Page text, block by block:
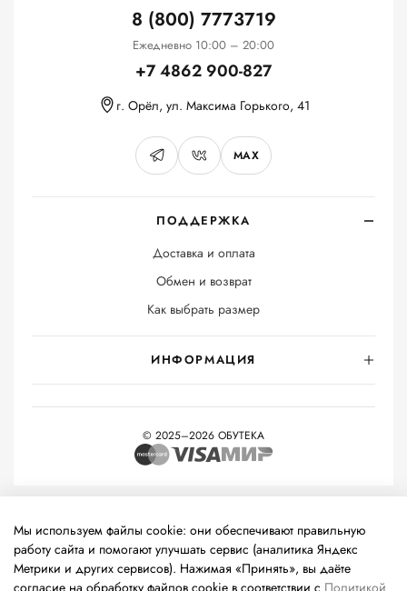
ПОДДЕРЖКА
Доставка и оплата
Обмен и возврат
Как выбрать размер
ИНФОРМАЦИЯ
8 (800) 7773719
Ежедневно 10:00 – 20:00
+7 4862 900-827
г. Орёл, ул. Максима Горького, 41
MAX
© 2025–2026 ОБУТЕКА
технологии
(информационные технологии предоставления
информации на основе сбора, систематизации и анализа
сведений, относящихся к предпочтениям пользователей сети
«Интернет», находящихся на территории Российской
Мы используем файлы cookie: они обеспечивают правильную
работу сайта и помогают улучшать сервис (аналитика Яндекс
Метрики и других сервисов). Нажимая «Принять», вы даёте